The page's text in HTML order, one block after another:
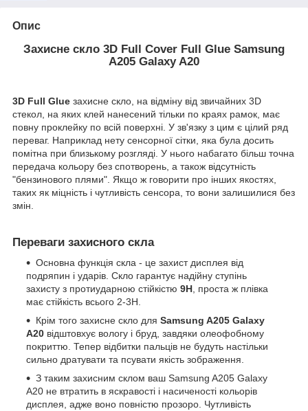
Опис
Захисне скло 3D Full Cover Full Glue Samsung
A205 Galaxy A20
3D Full Glue захисне скло, на відміну від звичайних 3D
стекол, на яких клей нанесений тільки по краях рамок, має
повну проклейку по всій поверхні. У зв'язку з цим є цілий ряд
переваг. Наприклад нету сенсорної сітки, яка була досить
помітна при близькому розгляді. У нього набагато більш точна
передача кольору без спотворень, а також відсутність
"бензинового плями". Якщо ж говорити про інших якостях,
таких як міцність і чутливість сенсора, то вони залишилися без
змін.
Переваги захисного скла
Основна функція скла - це захист дисплея від
подряпин і ударів. Скло гарантує надійну ступінь
захисту з протиударною стійкістю 9H, проста ж плівка
має стійкість всього 2-3H.
Крім того захисне скло для Samsung A205 Galaxy
A20 відштовхує вологу і бруд, завдяки олеофобному
покриттю. Тепер відбитки пальців не будуть настільки
сильно дратувати та псувати якість зображення.
З таким захисним склом ваш Samsung A205 Galaxy
A20 не втратить в яскравості і насиченості кольорів
дисплея, адже воно повністю прозоро. Чутливість